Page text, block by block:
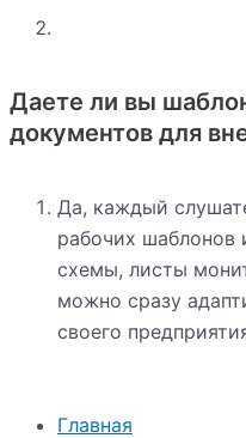
Главная
Даете ли вы
документов для
Да, каждый
рабочих
схемы, листы
можно сразу
своего